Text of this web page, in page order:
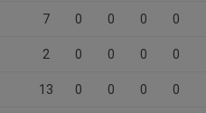
7 0 0 0 0
2 0 0 0 0
13 0 0 0 0